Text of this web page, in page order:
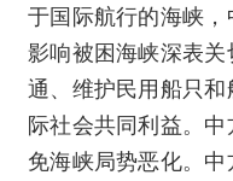
于国际航行的海峡
影响被困海峡深表
通、维护民用船只
际社会共同利益。
免海峡局势恶化。